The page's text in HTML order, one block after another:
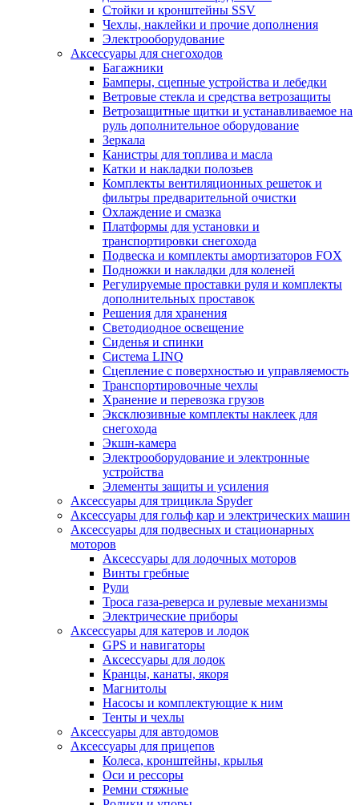
Стойки и кронштейны SSV
Чехлы, наклейки и прочие дополнения
Электрооборудование
Аксессуары для снегоходов
Багажники
Бамперы, сцепные устройства и лебедки
Ветровые стекла и средства ветрозащиты
Ветрозащитные щитки и устанавливаемое на
руль дополнительное оборудование
Зеркала
Канистры для топлива и масла
Катки и накладки полозьев
Комплекты вентиляционных решеток и
фильтры предварительной очистки
Охлаждение и смазка
Платформы для установки и
транспортировки снегохода
Подвеска и комплекты амортизаторов FOX
Подножки и накладки для коленей
Регулируемые проставки руля и комплекты
дополнительных проставок
Решения для хранения
Светодиодное освещение
Сиденья и спинки
Система LINQ
Сцепление с поверхностью и управляемость
Транспортировочные чехлы
Хранение и перевозка грузов
Эксклюзивные комплекты наклеек для
снегохода
Экшн-камера
Электрооборудование и электронные
устройства
Элементы защиты и усиления
Аксессуары для трицикла Spyder
Аксессуары для гольф кар и электрических машин
Аксессуары для подвесных и стационарных
моторов
Аксессуары для лодочных моторов
Винты гребные
Рули
Троса газа-реверса и рулевые механизмы
Электрические приборы
Аксессуары для катеров и лодок
GPS и навигаторы
Аксессуары для лодок
Кранцы, канаты, якоря
Магнитолы
Насосы и комплектующие к ним
Тенты и чехлы
Аксессуары для автодомов
Аксессуары для прицепов
Колеса, кронштейны, крылья
Оси и рессоры
Ремни стяжные